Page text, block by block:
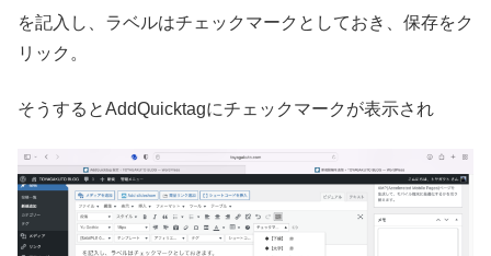
を記入し、ラベルはチェックマークとしておき、保存をク
リック。
そうするとAddQuicktagにチェックマークが表示され